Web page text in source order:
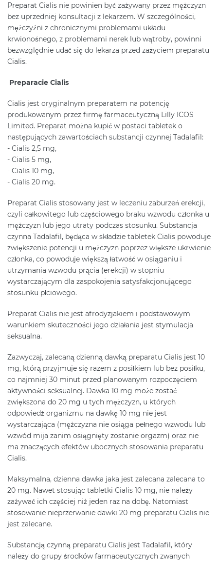
Preparat Cialis nie powinien być zażywany przez mężczyzn
bez uprzedniej konsultacji z lekarzem. W szczególności,
mężczyźni z chronicznymi problemami układu
krwionośnego, z problemami nerek lub wątroby, powinni
bezwzględnie udać się do lekarza przed zażyciem preparatu
Cialis.
Preparacie Cialis
Cialis jest oryginalnym preparatem na potencję
produkowanym przez firmę farmaceutyczną Lilly ICOS
Limited. Preparat można kupić w postaci tabletek o
następujących zawartościach substancji czynnej Tadalafil:
- Cialis 2,5 mg,
- Cialis 5 mg,
- Cialis 10 mg,
- Cialis 20 mg.
Preparat Cialis stosowany jest w leczeniu zaburzeń erekcji,
czyli całkowitego lub częściowego braku wzwodu członka u
mężczyzn lub jego utraty podczas stosunku. Substancja
czynna Tadalafil, będąca w składzie tabletek Cialis powoduje
zwiększenie potencji u mężczyzn poprzez większe ukrwienie
członka, co powoduje większą łatwość w osiąganiu i
utrzymania wzwodu prącia (erekcji) w stopniu
wystarczającym dla zaspokojenia satysfakcjonującego
stosunku płciowego.
Preparat Cialis nie jest afrodyzjakiem i podstawowym
warunkiem skuteczności jego działania jest stymulacja
seksualna.
Zazwyczaj, zalecaną dzienną dawką preparatu Cialis jest 10
mg, którą przyjmuje się razem z posiłkiem lub bez posiłku,
co najmniej 30 minut przed planowanym rozpoczęciem
aktywności seksualnej. Dawka 10 mg może zostać
zwiększona do 20 mg u tych mężczyzn, u których
odpowiedź organizmu na dawkę 10 mg nie jest
wystarczająca (mężczyzna nie osiąga pełnego wzwodu lub
wzwód mija zanim osiągnięty zostanie orgazm) oraz nie
ma znaczących efektów ubocznych stosowania preparatu
Cialis.
Maksymalna, dzienna dawka jaka jest zalecana zalecana to
20 mg. Nawet stosując tabletki Cialis 10 mg, nie należy
zażywać ich częściej niż jeden raz na dobę. Natomiast
stosowanie nieprzerwanie dawki 20 mg preparatu Cialis nie
jest zalecane.
Substancją czynną preparatu Cialis jest Tadalafil, który
należy do grupy środków farmaceutycznych zwanych